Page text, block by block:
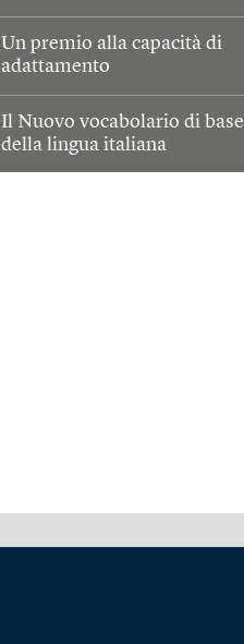
Un premio alla capacità di
adattamento
Il Nuovo vocabolario di base
della lingua italiana